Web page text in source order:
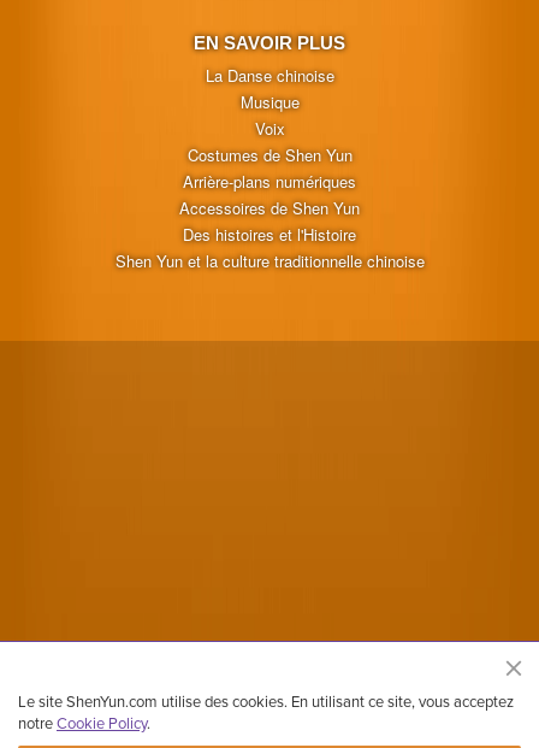
EN SAVOIR PLUS
La Danse chinoise
Musique
Voix
Costumes de Shen Yun
Arrière-plans numériques
Accessoires de Shen Yun
Des histoires et l'Histoire
Shen Yun et la culture traditionnelle chinoise
Le site ShenYun.com utilise des cookies. En utilisant ce site, vous acceptez
notreCookie Policy.